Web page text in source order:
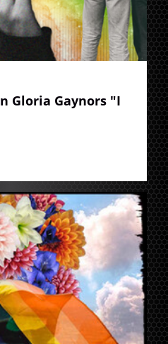
Gloria Gaynors "I